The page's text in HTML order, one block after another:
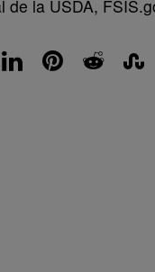
de la USDA,